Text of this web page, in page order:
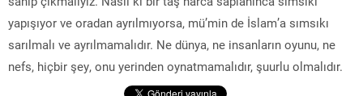
yapışıyor ve oradan ayrılmıyorsa, mü’min de İslam’a sımsıkı
sarılmalı ve ayrılmamalıdır. Ne dünya, ne insanların oyunu, ne
nefs, hiçbir şey, onu yerinden oynatmamalıdır, şuurlu olmalıdır.